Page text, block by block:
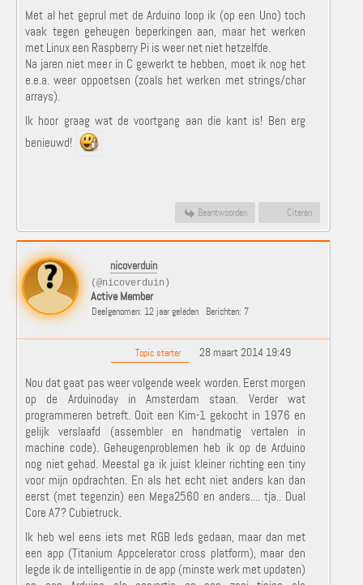
Met al het geprul met de Arduino loop ik (op een Uno) toch
vaak tegen geheugen beperkingen aan, maar het werken
met Linux een Raspberry Pi is weer net niet hetzelfde.
Na jaren niet meer in C gewerkt te hebben, moet ik nog het
e.e.a. weer oppoetsen (zoals het werken met strings/char
arrays).
Ik hoor graag wat de voortgang aan die kant is! Ben erg
benieuwd!
Beantwoorden Citeren
nicoverduin
(@nicoverduin)
Active Member
Deelgenomen: 12 jaar geleden Berichten: 7
Topic starter 28 maart 2014 19:49
Nou dat gaat pas weer volgende week worden. Eerst morgen
op de Arduinoday in Amsterdam staan. Verder wat
programmeren betreft. Ooit een Kim-1 gekocht in 1976 en
gelijk verslaafd (assembler en handmatig vertalen in
machine code). Geheugenproblemen heb ik op de Arduino
nog niet gehad. Meestal ga ik juist kleiner richting een tiny
voor mijn opdrachten. En als het echt niet anders kan dan
eerst (met tegenzin) een Mega2560 en anders.... tja.. Dual
Core A7? Cubietruck.
Ik heb wel eens iets met RGB leds gedaan, maar dan met
een app (Titanium Appcelerator cross platform), maar den
legde ik de intelligentie in de app (minste werk met updaten)